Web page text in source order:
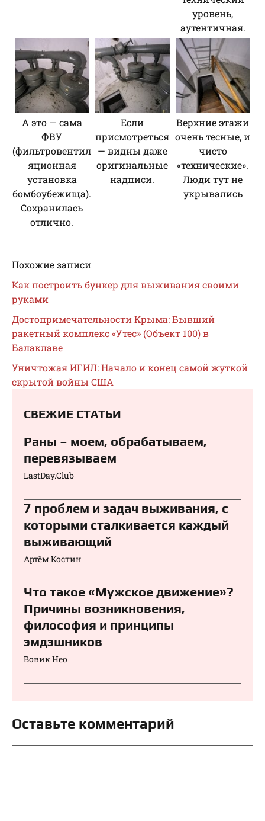
уровень,
аутентичная.
А это — сама
ФВУ
(фильтровентил
яционная
установка
бомбоубежища).
Сохранилась
отлично.
Если
присмотреться
— видны даже
оригинальные
надписи.
Верхние этажи
очень тесные, и
чисто
«технические».
Люди тут не
укрывались
Похожие записи
Как построить бункер для выживания своими
руками
Достопримечательности Крыма: Бывший
ракетный комплекс «Утес» (Объект 100) в
Балаклаве
Уничтожая ИГИЛ: Начало и конец самой жуткой
скрытой войны США
СВЕЖИЕ СТАТЬИ
Раны – моем, обрабатываем,
перевязываем⁠⁠
LastDay.Club
7 проблем и задач выживания, с
которыми сталкивается каждый
выживающий
Артём Костин
Что такое «Мужское движение»?
Причины возникновения,
философия и принципы
эмдэшников
Вовик Нео
Оставьте комментарий